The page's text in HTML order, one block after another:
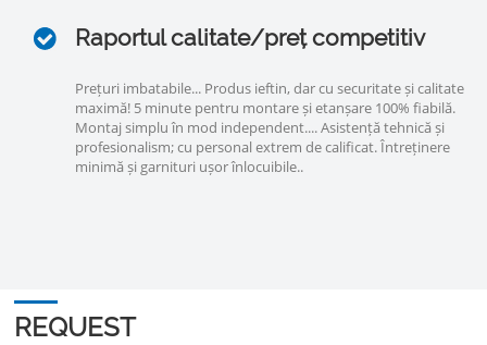
Raportul calitate/preț competitiv
Prețuri imbatabile... Produs ieftin, dar cu securitate și calitate
maximă! 5 minute pentru montare și etanșare 100% fiabilă.
Montaj simplu în mod independent.... Asistență tehnică și
profesionalism; cu personal extrem de calificat. Întreținere
minimă și garnituri ușor înlocuibile..
REQUEST